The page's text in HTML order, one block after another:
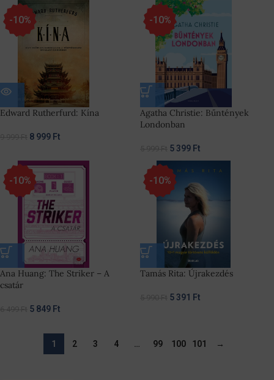
-10%
Edward Rutherfurd: Kína
8 999 Ft
-10%
Agatha Christie: Bűntények
Londonban
5 399 Ft
-10%
Ana Huang: The Striker – A
csatár
5 849 Ft
-10%
Tamás Rita: Újrakezdés
5 391 Ft
1 2 3 4 … 99 100 101 →